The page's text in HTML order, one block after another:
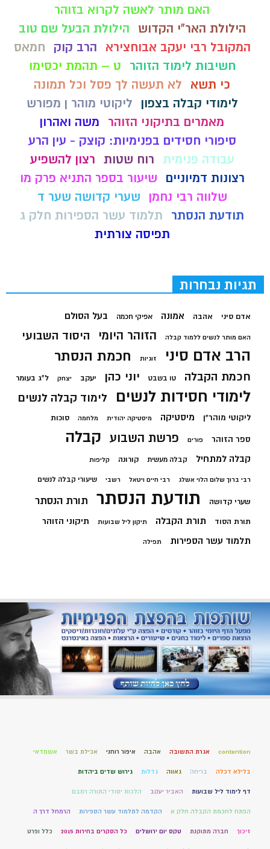
האם מותר לאשה לקרוא בזוהר
הילולת האר"י הקדוש
הילולת הבעל שם טוב
המקובל רבי יעקב אבוחצירא
הרב קוק
חמאס
חשיבות לימוד הזוהר
ט – תהמת יכסימו
כי תשא
לא תעשה לך פסל וכל תמונה
לימודי קבלה בצפון
ליקוטי מוהר ן מפורש
מאמרים בתיקוני הזוהר
משה ואהרון
סיפורי חסידים בפנימיות: קוצק - עין הרע
עבודה פנימית רוח שטות רצון להשפיע
רצונות דמיוניים
שיעור בספר התניא פרק מו
שלווה רבי נחמן
שערי קדושה שער ד
תודעת הנסתר
תלמוד עשר הספירות חלק ג
תפיסה צורתית
תגיות נבחרות
אדם סיני אהבה אמונה אפיקי חכמה בעל הסולם
האם מותר לנשים ללמוד קבלה הזוהר היומי היסוד השבועי
הרב אדם סיני זוגיות חכמת הנסתר
חכמת הקבלה טו בשבט יוני כהן יעקב יצחק ל"ג בעומר
לימודי חסידות לנשים לימוד קבלה לנשים
ליקוטי מוהר"ן מיסטיקה מיסטיקה יהודית מלחמה סוכות
ספר הזוהר פורים פרשת השבוע קבלה
קבלה למתחיל קבלה מעשית קורונה קליפות
רבי ברוך שלום הלוי אשלג רבי חיים ויטאל רשבי שיעורי קבלה לנשים
שערי קדושה תודעת הנסתר תורת הנסתר
תורת הסוד תורת הקבלה תיקון ליל שבועות תיקוני הזוהר
תלמוד עשר הספירות תפילה
contention אגרת התשובה אהבה איפור רוחני אכילת בשר אשמדאי
בלילא דכלה בריחה גאווה גדלות גירוש שדים ביהדות
דף לימוד ליל שבועות האביר יעקב הלכות יסודי התורה רמבם
הפתח לחכמת הקבלה חלק א הקדמה לתלמוד עשר הספירות הרמחל דרך ה
זיכוך חברה מתוקנת טקס יום ירושלים כל הסקרים בחירות 2015 כלל ופרט